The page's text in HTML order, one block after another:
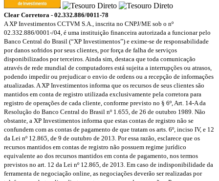
Clear Corretora - 02.332.886/0011-78
A XP Investimentos CCTVM S.A., inscrita no CNPJ/ME sob o nº
02.332.886/0001-/­04, é uma instituição financeira autorizada a funcionar pelo
Banco Central do Brasil (“XP Investimentos”) e exime-se de responsabilidade
por danos sofridos por seus clientes, por força de falha de serviços
disponibilizados por terceiros. Ainda sim, destaca que toda comunicação
através de rede mundial de computadores está sujeita a interrupções ou atrasos,
podendo impedir ou prejudicar o envio de ordens ou a recepção de informações
atualizadas. A XP Investimentos informa que os recursos de seus clientes são
mantidos em conta de registro utilizada exclusivamente pela corretora para
registro de operações de cada cliente, conforme previsto no § 6º, Art. 14-A da
Resolução do Banco Central do Brasil nº 1.655, de 26 de outubro 1989. Não
obstante, a XP Investimentos informa que estas contas de registro não se
confundem com as contas de pagamento de que tratam os arts. 6º, inciso IV, e 12
da Lei nº 12.865, de 9 de outubro de 2013. Por essa razão, esclarece que os
recursos mantidos em contas de registro não possuem regime jurídico
equivalente ao dos recursos mantidos em conta de pagamento, nos termos
previstos no art. 12 da Lei nº 12.865, de 2013. Em caso de indisponibilidade da
ferramenta de negociação online, as negociações deverão ser realizadas por